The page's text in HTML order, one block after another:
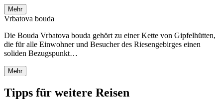
Mehr
Vrbatova bouda
Die Bouda Vrbatova bouda gehört zu einer Kette von Gipfelhütten,
die für alle Einwohner und Besucher des Riesengebirges einen
soliden Bezugspunkt…
Mehr
Tipps für weitere Reisen